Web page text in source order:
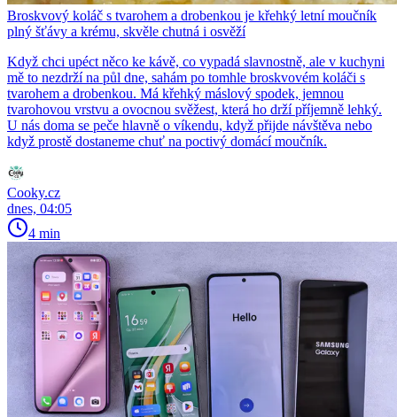
Broskvový koláč s tvarohem a drobenkou je křehký letní moučník
plný šťávy a krému, skvěle chutná i osvěží
Když chci upéct něco ke kávě, co vypadá slavnostně, ale v kuchyni
mě to nezdrží na půl dne, sahám po tomhle broskvovém koláči s
tvarohem a drobenkou. Má křehký máslový spodek, jemnou
tvarohovou vrstvu a ovocnou svěžest, která ho drží příjemně lehký.
U nás doma se peče hlavně o víkendu, když přijde návštěva nebo
když prostě dostaneme chuť na poctivý domácí moučník.
Cooky.cz
dnes, 04:05
4 min